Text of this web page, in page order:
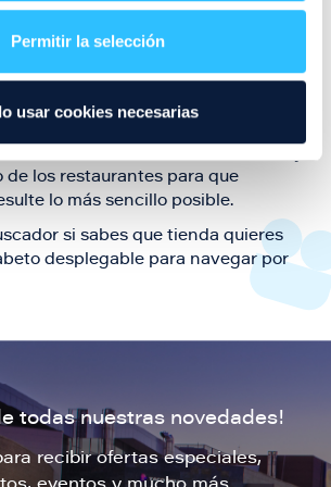
Permitir la selección
usar cookies necesarias
oferta de ocio y shopping durante
restaurantes de Puerto Venecia
de los restaurantes para que
lo más sencillo posible.
si sabes que tienda quieres
desplegable para navegar por
todas nuestras novedades!
recibir ofertas especiales,